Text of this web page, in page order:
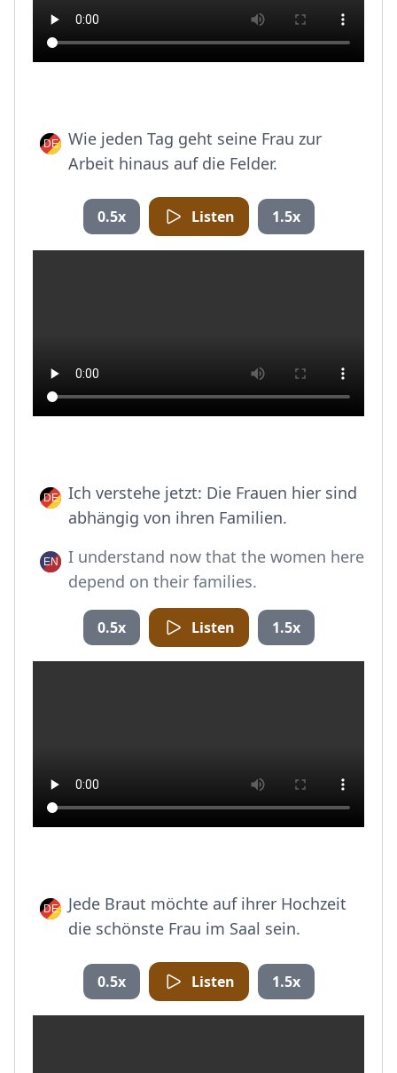
Wie jeden Tag geht seine Frau zur
Arbeit hinaus auf die Felder.
0.5x Listen 1.5x
Ich verstehe jetzt: Die Frauen hier sind
abhängig von ihren Familien.
I understand now that the women here
depend on their families.
0.5x Listen 1.5x
Jede Braut möchte auf ihrer Hochzeit
die schönste Frau im Saal sein.
0.5x Listen 1.5x